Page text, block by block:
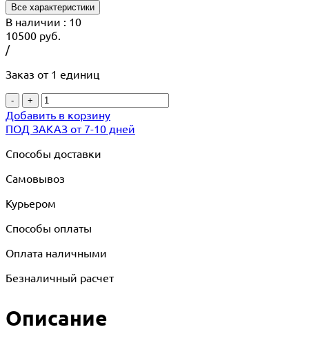
Все характеристики
В наличии : 10
10500 руб.
/
Заказ от 1 единиц
- +
Добавить в корзину
ПОД ЗАКАЗ от 7-10 дней
Способы доставки
Самовывоз
Курьером
Способы оплаты
Оплата наличными
Безналичный расчет
Описание